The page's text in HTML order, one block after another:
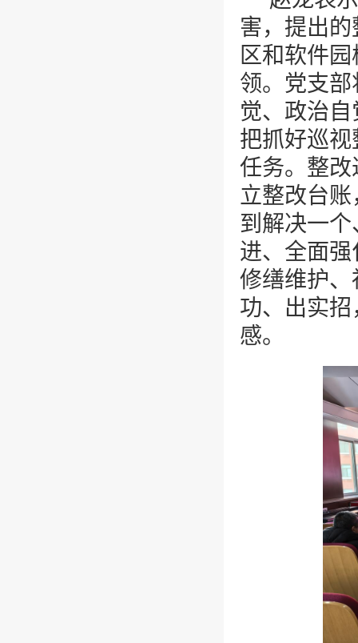
害，提出
区和软件
领。党支
觉、政治
把抓好巡
任务。整
立整改台
到解决一
进、全面
修缮维护
功、出实
感。